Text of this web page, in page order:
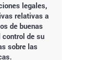
legales,
relativas a
de buenas
de su
sobre las